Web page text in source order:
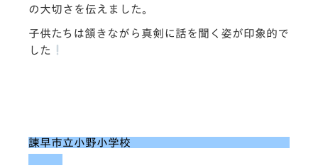
の大切さを伝えました。
子供たちは頷きながら真剣に話を聞く姿が印象的で
した
諫早市立小野小学校